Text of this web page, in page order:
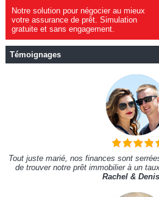
Notre solution pour négocier au mieux
votre assurance de prêt. Simulation
gratuite et sans engagement.
Témoignages
Tout juste marié, nos finances sont
de trouver notre prêt immobilier à un
Rachel &